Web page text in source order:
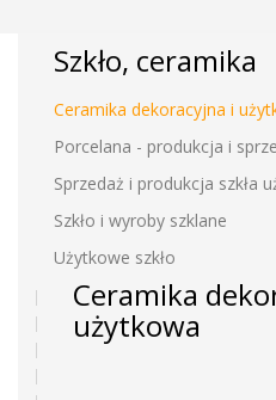
Szkło, ceramika
Ceramika dekoracyjna i
Porcelana - produkcja i
Sprzedaż i produkcja szkła
Szkło i wyroby szklane
Użytkowe szkło
Ceramika
użytkowa